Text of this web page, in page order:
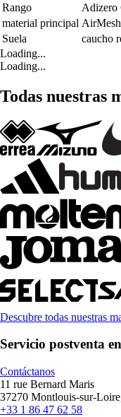
Rango
Adizero
material principal AirMesh
Suela
caucho
Loading...
Loading...
Todas nuestras
Descubre todas nuestras
Servicio postventa
Contáctanos
11 rue Bernard Maris
37270 Montlouis-sur-
+33 1 86 47 62 58